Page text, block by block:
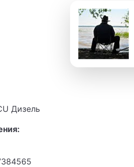
Дизель